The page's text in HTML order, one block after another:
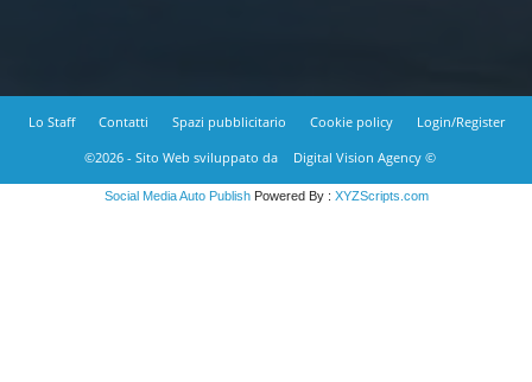
Lo Staff Contatti Spazi pubblicitario Cookie policy
Login/Register
©2026 - Sito Web sviluppato da
Digital Vision Agency ©
Social Media Auto PublishPowered By : XYZScripts.com